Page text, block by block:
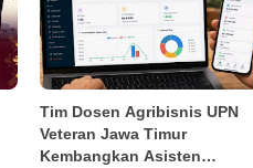
Kemiskinan dan
Pengangguran
Tim Dosen Agribisnis UPN
Veteran Jawa Timur
Kembangkan Asisten